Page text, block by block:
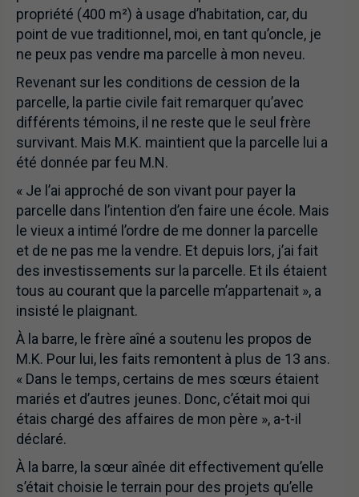
propriété (400 m²) à usage d’habitation, car, du
point de vue traditionnel, moi, en tant qu’oncle, je
ne peux pas vendre ma parcelle à mon neveu.
Revenant sur les conditions de cession de la
parcelle, la partie civile fait remarquer qu’avec
différents témoins, il ne reste que le seul frère
survivant. Mais M.K. maintient que la parcelle lui a
été donnée par feu M.N.
« Je l’ai approché de son vivant pour payer la
parcelle dans l’intention d’en faire une école. Mais
le vieux a intimé l’ordre de me donner la parcelle
et de ne pas me la vendre. Et depuis lors, j’ai fait
des investissements sur la parcelle. Et ils étaient
tous au courant que la parcelle m’appartenait », a
insisté le plaignant.
À la barre, le frère aîné a soutenu les propos de
M.K. Pour lui, les faits remontent à plus de 13 ans.
« Dans le temps, certains de mes sœurs étaient
mariés et d’autres jeunes. Donc, c’était moi qui
étais chargé des affaires de mon père », a-t-il
déclaré.
À la barre, la sœur aînée dit effectivement qu’elle
s’était choisie le terrain pour des projets qu’elle